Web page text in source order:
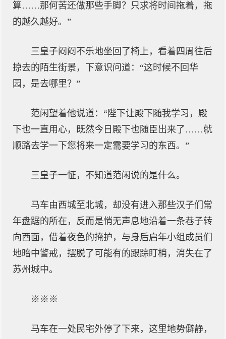
算……那何苦还做那些手脚？只求将时间拖着，拖
的越久越好。”
三皇子闷闷不乐地坐回了椅上，看着四周往后
掠去的陌生街景，下意识问道：“这时候不回华
园，是去哪里？”
范闲望着他说道：“陛下让殿下随我学习，殿
下也一直用心，既然今日殿下也随臣出来了……就
顺路去学一下您将来一定需要学习的东西。”
三皇子一怔，不知道范闲说的是什么。
马车由西城至北城，却没有进入那些汉子们常
年盘踞的所在，反而是悄无声息地沿着一条巷子转
向西面，借着夜色的掩护，与身后启年小组成员们
地暗中警戒，摆脱了可能有的跟踪盯梢，消失在了
苏州城中。
※※※
马车在一处民宅外停了下来，这里地势僻静，